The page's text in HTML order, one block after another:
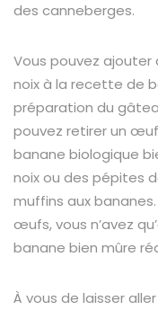
des canneberges.
Vous pouvez
noix à la recette de
préparation du
pouvez retirer un
banane biologique
noix ou des pépites
muffins aux
œufs, vous n’avez
banane bien mûre
À vous de laisser